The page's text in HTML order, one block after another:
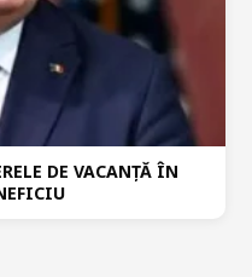
DE VACANȚĂ ÎN